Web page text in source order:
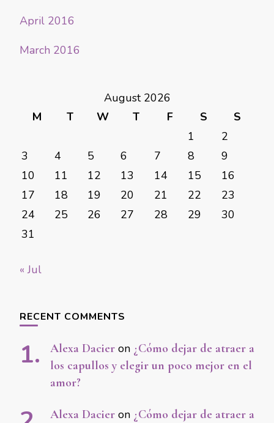
April 2016
March 2016
August 2026
M
T W T F S
S
1
2
3
4 5 6 7 8
9
10
11 12 13 14 15
16
17
18 19 20 21 22
23
24
25 26 27 28 29
30
31
« Jul
RECENT COMMENTS
Alexa Dacier on ¿Cómo dejar de atraer a
los capullos y elegir un poco mejor en el
amor?
Alexa Dacier on ¿Cómo dejar de atraer a